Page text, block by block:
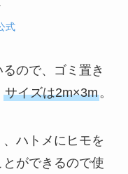
式
ので、ゴミ置き
サイズは2m×3m。
ハトメにヒモを
ができるので使